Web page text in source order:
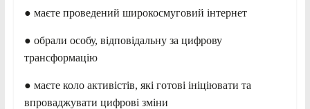
● маєте проведений широкосмуговий інтернет
● обрали особу, відповідальну за цифрову
трансформацію
● маєте коло активістів, які готові ініціювати та
впроваджувати цифрові зміни